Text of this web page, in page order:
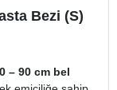
Bezi (S)
– 90 cm bel